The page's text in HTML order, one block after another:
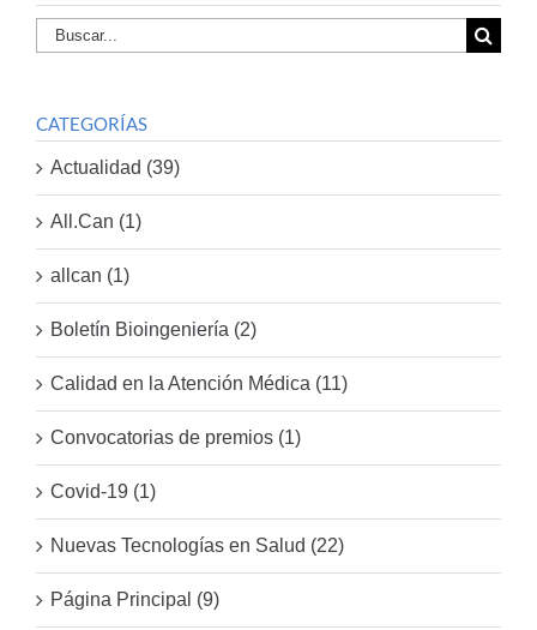
Buscar
por:
CATEGORÍAS
Actualidad (39)
All.Can (1)
allcan (1)
Boletín Bioingeniería (2)
Calidad en la Atención Médica (11)
Convocatorias de premios (1)
Covid-19 (1)
Nuevas Tecnologías en Salud (22)
Página Principal (9)